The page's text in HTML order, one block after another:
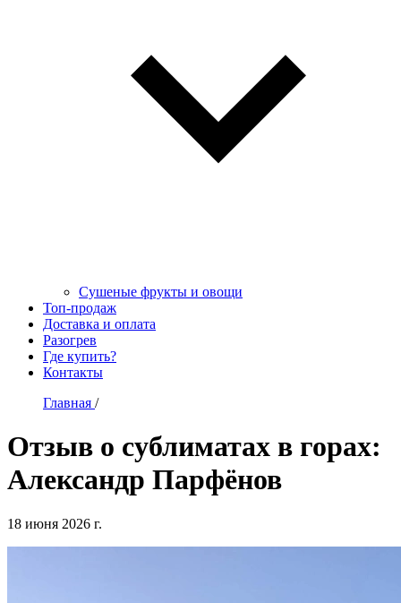
Сушеные фрукты и овощи
Топ-продаж
Доставка и оплата
Разогрев
Где купить?
Контакты
Главная /
Отзыв о сублиматах в горах:
Александр Парфёнов
18 июня 2026 г.